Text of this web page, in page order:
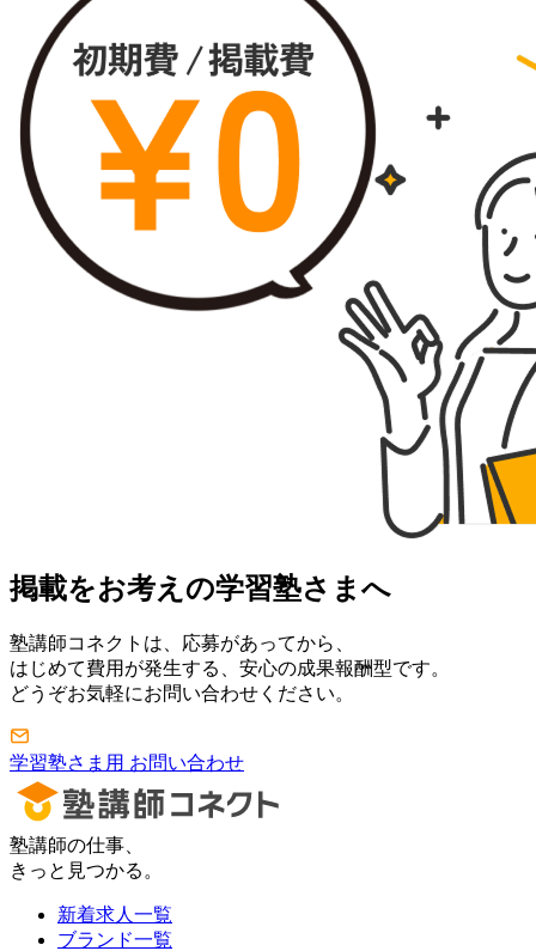
掲載をお考えの学習塾さまへ
塾講師コネクトは、応募があってから、
はじめて費用が発生する、安心の成果報酬型です。
どうぞお気軽にお問い合わせください。
学習塾さま用 お問い合わせ
塾講師の仕事、
きっと見つかる。
新着求人一覧
ブランド一覧